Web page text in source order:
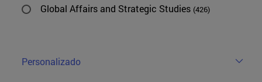
Global Affairs and Strategic Studies (426)
Personalizado